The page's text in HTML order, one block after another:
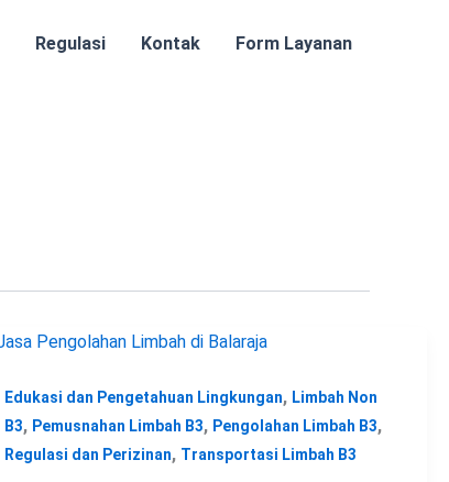
Regulasi Kontak Form Layanan
Edukasi dan Pengetahuan Lingkungan, Limbah Non
B3, Pemusnahan Limbah B3, Pengolahan Limbah B3,
Regulasi dan Perizinan, Transportasi Limbah B3